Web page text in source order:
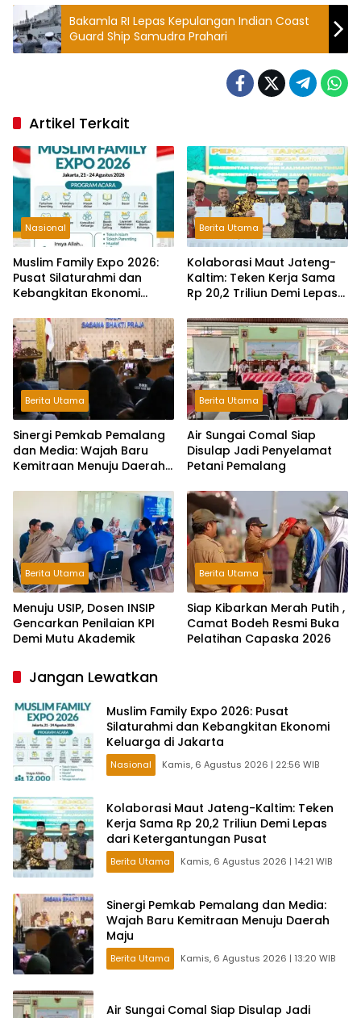
Bakamla RI Lepas Kepulangan Indian Coast
Guard Ship Samudra Prahari
Artikel Terkait
Nasional
Muslim Family Expo 2026:
Pusat Silaturahmi dan
Kebangkitan Ekonomi
Berita Utama
Kolaborasi Maut Jateng-
Kaltim: Teken Kerja Sama
Rp 20,2 Triliun Demi Lepas
Berita Utama
Sinergi Pemkab Pemalang
dan Media: Wajah Baru
Kemitraan Menuju Daerah
Berita Utama
Air Sungai Comal Siap
Disulap Jadi Penyelamat
Petani Pemalang
Berita Utama
Menuju USIP, Dosen INSIP
Gencarkan Penilaian KPI
Demi Mutu Akademik
Berita Utama
Siap Kibarkan Merah Putih ,
Camat Bodeh Resmi Buka
Pelatihan Capaska 2026
Jangan Lewatkan
Muslim Family Expo 2026: Pusat
Silaturahmi dan Kebangkitan Ekonomi
Keluarga di Jakarta
Nasional Kamis, 6 Agustus 2026 | 22:56 WIB
Kolaborasi Maut Jateng-Kaltim: Teken
Kerja Sama Rp 20,2 Triliun Demi Lepas
dari Ketergantungan Pusat
Berita Utama Kamis, 6 Agustus 2026 | 14:21 WIB
Sinergi Pemkab Pemalang dan Media:
Wajah Baru Kemitraan Menuju Daerah
Maju
Berita Utama Kamis, 6 Agustus 2026 | 13:20 WIB
Air Sungai Comal Siap Disulap Jadi